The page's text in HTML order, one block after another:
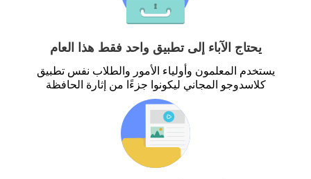
يحتاج الآباء إلى تطبيق واحد فقط هذا العام
يستخدم المعلمون وأولياء الأمور والطلاب نفس تطبيق
كلاسدوجو المجاني ليكونوا جزءًا من إثارة الحافظة